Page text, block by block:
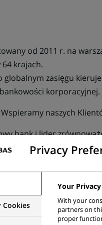
od 2011 r. na
krajach.
zasięgu
korporacyjnej.
Wspieramy naszych
bank i lider
z Klientami
zdalnych
Privacy
Cookies
Your Privacy
With your
partners on
proper